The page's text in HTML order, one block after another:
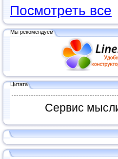
Посмотреть все
Мы рекомендуем
Цитата
Сервис